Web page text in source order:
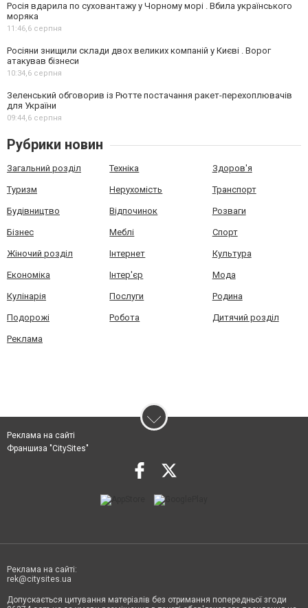
Росія вдарила по суховантажу у Чорному морі . Вбила українського
моряка
11:46,6 серпня
Росіяни знищили склади двох великих компаній у Києві . Ворог
атакував бізнеси
10:34,6 серпня
Зеленський обговорив із Рютте постачання ракет-перехоплювачів
для України
09:44,6 серпня
Рубрики новин
Загальний розділ Техніка Здоров'я
Туризм Нерухомість Транспорт
Будівництво Відпочинок Розваги
Бізнес Меблі Спорт
Жіночий розділ Інтернет Культура
Економіка Інтер'єр Мода
Кулінарія Послуги Родина
Подорожі Робота Дитячий розділ
Реклама
Реклама на сайті
Франшиза "CitySites"
Реклама на сайті:
rek@citysites.ua
Допускається цитування матеріалів без отримання попередньої згоди